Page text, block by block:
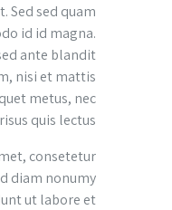
Sed sed quam
id id magna.
ante blandit
nisi et mattis
metus, nec
quis lectus.
consetetur
diam nonumy
ut labore et